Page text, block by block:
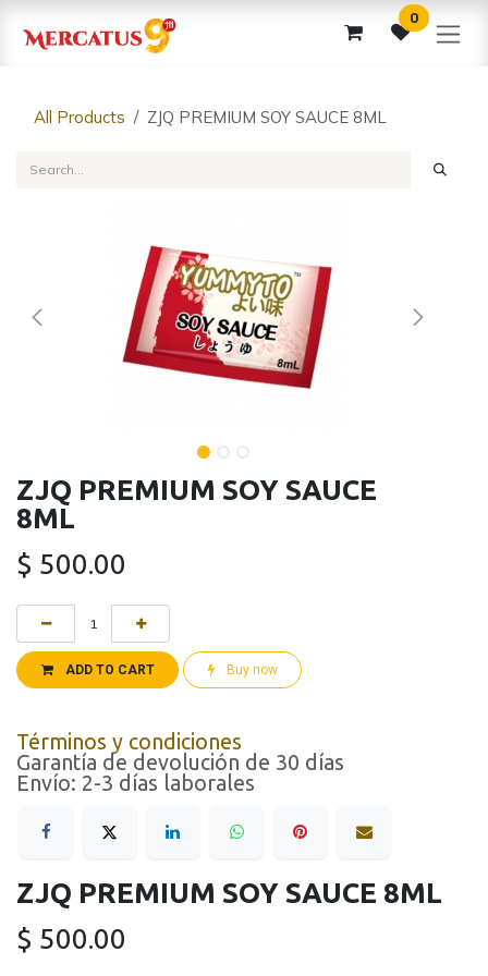
0
All Products ZJQ PREMIUM SOY SAUCE 8ML
ZJQ PREMIUM SOY SAUCE
8ML
$ 500.00
ADD TO CART Buy now
Términos y condiciones
Garantía de devolución de 30 días
Envío: 2-3 días laborales
ZJQ PREMIUM SOY SAUCE 8ML
$ 500.00